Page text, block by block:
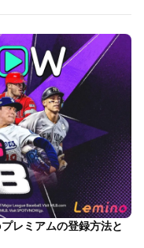
レミアムの登録方法と